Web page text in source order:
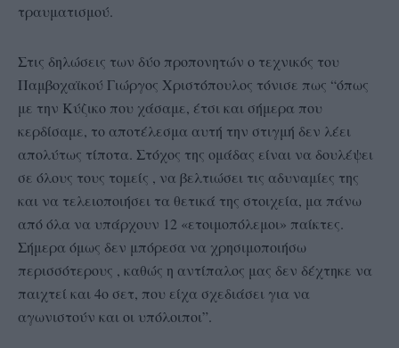
τραυματισμού.
Στις δηλώσεις των δύο προπονητών ο τεχνικός του
Παμβοχαϊκού Γιώργος Χριστόπουλος τόνισε πως “όπως
με την Κύζικο που χάσαμε, έτσι και σήμερα που
κερδίσαμε, το αποτέλεσμα αυτή την στιγμή δεν λέει
απολύτως τίποτα. Στόχος της ομάδας είναι να δουλέψει
σε όλους τους τομείς , να βελτιώσει τις αδυναμίες της
και να τελειοποιήσει τα θετικά της στοιχεία, μα πάνω
από όλα να υπάρχουν 12 «ετοιμοπόλεμοι» παίκτες.
Σήμερα όμως δεν μπόρεσα να χρησιμοποιήσω
περισσότερους , καθώς η αντίπαλος μας δεν δέχτηκε να
παιχτεί και 4ο σετ, που είχα σχεδιάσει για να
αγωνιστούν και οι υπόλοιποι”.